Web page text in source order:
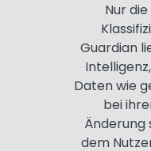
Nur
Guardian
Daten wie
bei
Änderung
dem